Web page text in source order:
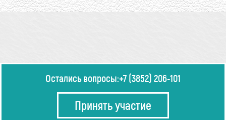
Остались вопросы:+7 (3852) 206-101
Принять участие